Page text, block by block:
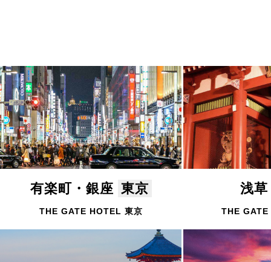
有楽町・銀座 東京
THE GATE HOTEL 東京
浅
THE